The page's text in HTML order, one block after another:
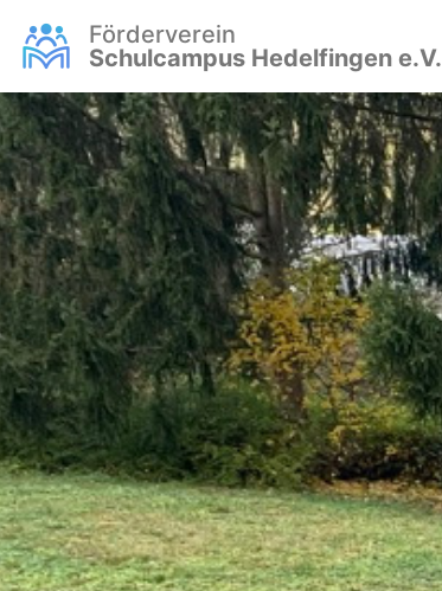
Förderverein
Schulcampus Hedelfingen e.V.